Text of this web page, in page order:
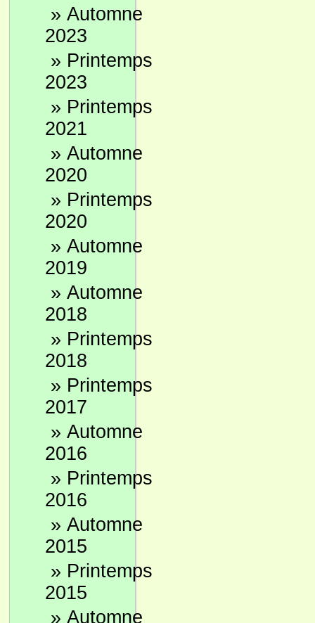
» Automne
2023
» Printemps
2023
» Printemps
2021
» Automne
2020
» Printemps
2020
» Automne
2019
» Automne
2018
» Printemps
2018
» Printemps
2017
» Automne
2016
» Printemps
2016
» Automne
2015
» Printemps
2015
» Automne